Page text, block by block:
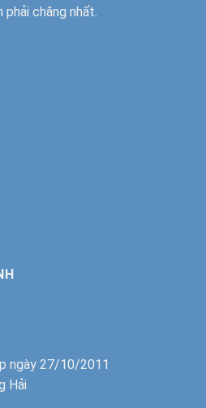
chăng nhất.
ngày 27/10/2011
Hải